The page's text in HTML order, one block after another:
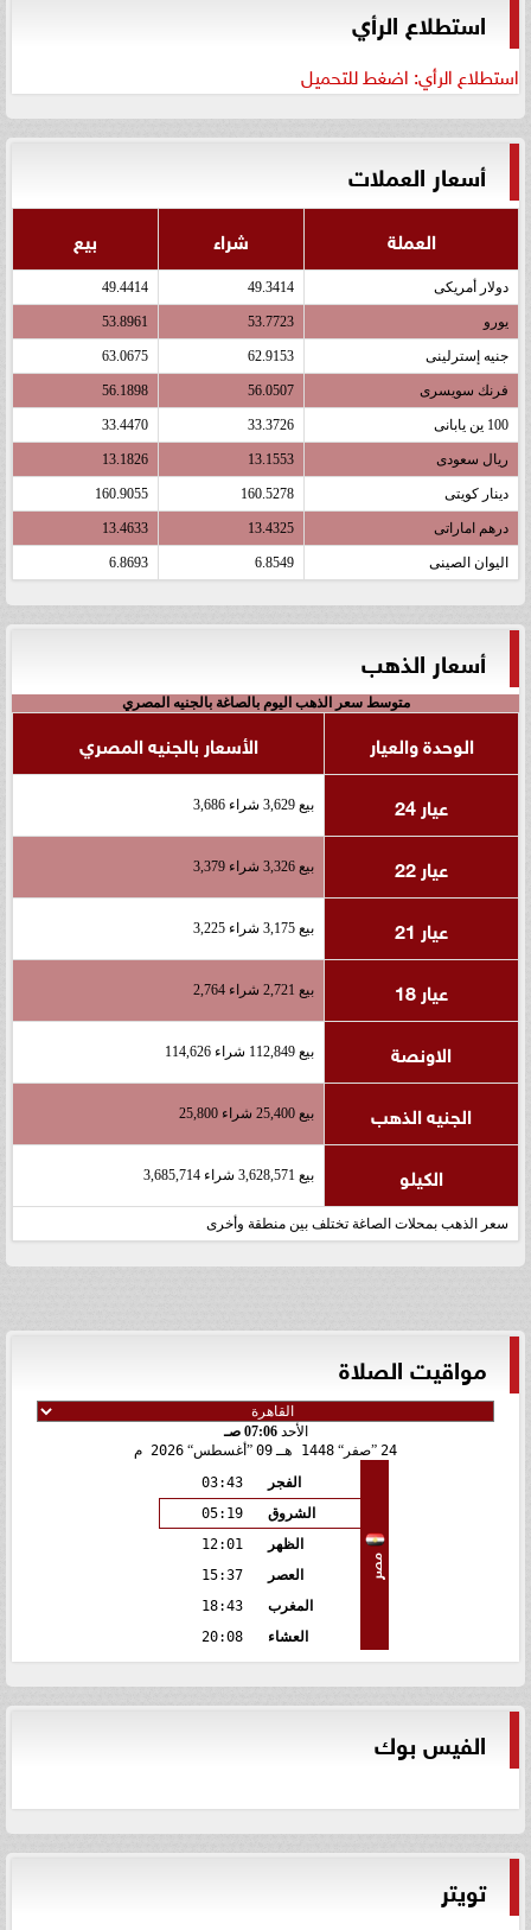
استطلاع الرأي
استطلاع الرأي: اضغط للتحميل
أسعار العملات
العملة شراء بيع
دولار أمريكى 49.3414
49.4414
يورو 53.7723
53.8961
جنيه إسترلينى 62.9153
63.0675
فرنك سويسرى 56.0507
56.1898
100 ين يابانى 33.3726
33.4470
ريال سعودى 13.1553
13.1826
دينار كويتى 160.5278
160.9055
درهم اماراتى 13.4325
13.4633
اليوان الصينى 6.8549
6.8693
أسعار الذهب
متوسط سعر الذهب اليوم بالصاغة بالجنيه المصري
الوحدة والعيار
الأسعار بالجنيه المصري
عيار 24
بيع 3,629 شراء 3,686
عيار 22 بيع 3,326 شراء 3,379
عيار 21 بيع 3,175 شراء 3,225
عيار 18 بيع 2,721 شراء 2,764
الاونصة بيع 112,849 شراء 114,626
الجنيه الذهب بيع 25,400 شراء 25,800
الكيلو بيع 3,628,571 شراء 3,685,714
سعر الذهب بمحلات الصاغة تختلف بين منطقة وأخرى
مواقيت الصلاة
الأحد07:06 صـ
24 صفر 1448 هـ 09 أغسطس 2026 م
مصر
الفجر
03:43
الشروق
05:19
الظهر
12:01
العصر
15:37
المغرب
18:43
العشاء
20:08
الفيس بوك
تويتر